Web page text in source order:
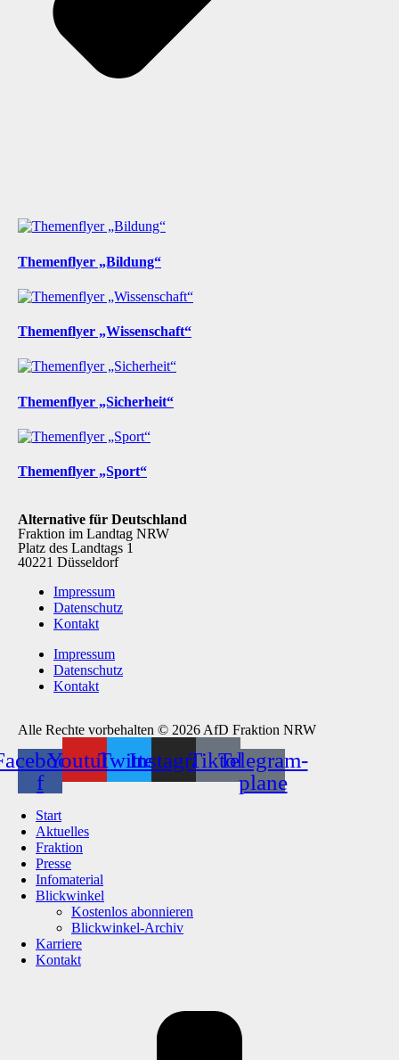
Themenflyer „Bildung“
Themenflyer „Wissenschaft“
Themenflyer „Sicherheit“
Themenflyer „Sport“
Alternative für Deutschland
Fraktion im Landtag NRW
Platz des Landtags 1
40221 Düsseldorf
Impressum
Datenschutz
Kontakt
Impressum
Datenschutz
Kontakt
Alle Rechte vorbehalten © 2026 AfD Fraktion NRW
f
YoutubeTwitterInstagramTiktokTelegram-
plane
Start
Aktuelles
Fraktion
Presse
Infomaterial
Blickwinkel
Kostenlos abonnieren
Blickwinkel-Archiv
Karriere
Kontakt